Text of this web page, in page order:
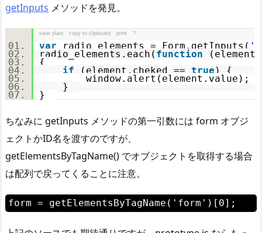
getInputs メソッドを発見。
view plain copy to clipboard print ?
var radio_elements = Form.getInputs(
radio_elements.each( function
{
if (element.cheked == true) {
window.alert(element.value);
}
}
ちなみに getInputs メソッドの第一引数には form オブジ
ェクトかID名を渡すのですが、
getElementsByTagName() でオブジェクトを取得する場合
は配列で戻ってくることに注意。
form = getElementsByTagName('form')[0];